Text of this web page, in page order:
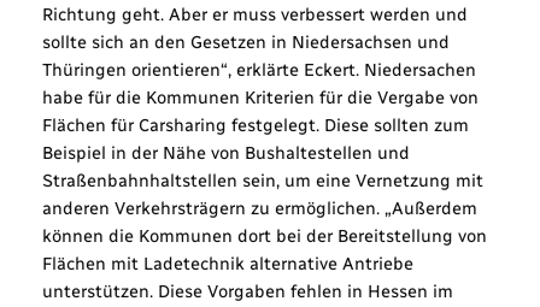
Richtung geht. Aber er muss verbessert werden und
sollte sich an den Gesetzen in Niedersachsen und
Thüringen orientieren“, erklärte Eckert. Niedersachen
habe für die Kommunen Kriterien für die Vergabe von
Flächen für Carsharing festgelegt. Diese sollten zum
Beispiel in der Nähe von Bushaltestellen und
Straßenbahnhaltstellen sein, um eine Vernetzung mit
anderen Verkehrsträgern zu ermöglichen. „Außerdem
können die Kommunen dort bei der Bereitstellung von
Flächen mit Ladetechnik alternative Antriebe
unterstützen. Diese Vorgaben fehlen in Hessen im